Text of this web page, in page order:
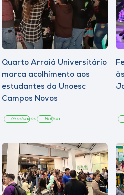
Quarto Arraiá Universitário
marca acolhimento aos
estudantes da Unoesc
Campos Novos
Graduação Notícia